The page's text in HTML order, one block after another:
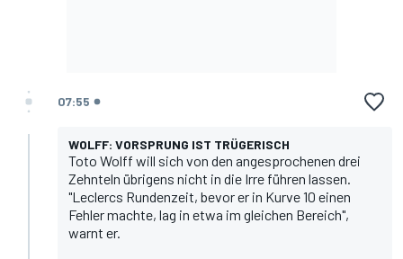
07:55
WOLFF: VORSPRUNG IST TRÜGERISCH
Toto Wolff will sich von den angesprochenen drei
Zehnteln übrigens nicht in die Irre führen lassen.
"Leclercs Rundenzeit, bevor er in Kurve 10 einen
Fehler machte, lag in etwa im gleichen Bereich",
warnt er.